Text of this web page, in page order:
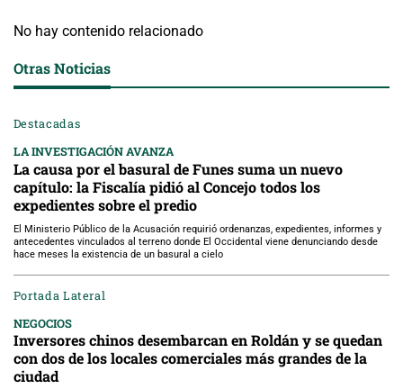
No hay contenido relacionado
Otras Noticias
Destacadas
LA INVESTIGACIÓN AVANZA
La causa por el basural de Funes suma un nuevo
capítulo: la Fiscalía pidió al Concejo todos los
expedientes sobre el predio
El Ministerio Público de la Acusación requirió ordenanzas, expedientes, informes y
antecedentes vinculados al terreno donde El Occidental viene denunciando desde
hace meses la existencia de un basural a cielo
Portada Lateral
NEGOCIOS
Inversores chinos desembarcan en Roldán y se quedan
con dos de los locales comerciales más grandes de la
ciudad